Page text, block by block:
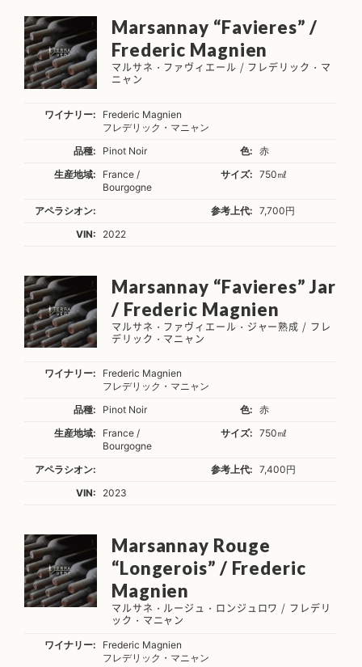
Marsannay “Favieres” /
Frederic Magnien
マルサネ・ファヴィエール / フレデリック・マ
ニャン
ワイナリー:
Frederic Magnien
フレデリック・マニャン
品種:
Pinot Noir 色:
赤
生産地域:
France /
Bourgogne
サイズ: 750㎖
アペラシオン: 参考上代:
7,700円
VIN:
2022
Marsannay “Favieres” Jar
/ Frederic Magnien
マルサネ・ファヴィエール・ジャー熟成 / フレ
デリック・マニャン
ワイナリー:
Frederic Magnien
フレデリック・マニャン
品種:
Pinot Noir 色:
赤
生産地域:
France /
Bourgogne
サイズ: 750㎖
アペラシオン: 参考上代:
7,400円
VIN:
2023
Marsannay Rouge
“Longerois” / Frederic
Magnien
マルサネ・ルージュ・ロンジュロワ / フレデリ
ック・マニャン
ワイナリー:
Frederic Magnien
フレデリック・マニャン